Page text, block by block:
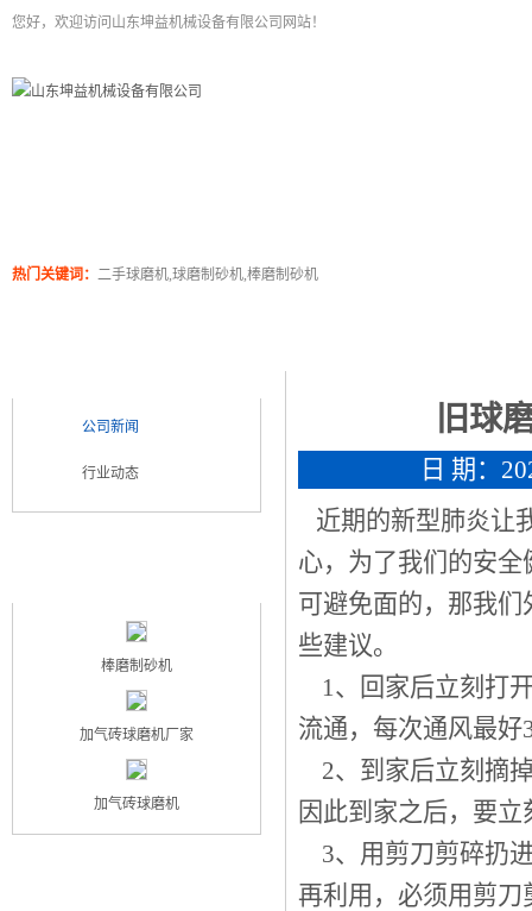
您好，欢迎访问山东坤益机械设备有限公司网站！
热门关键词： 二手球磨机,球磨制砂机,棒磨制砂机
旧球
日 期：
近期的新型肺炎让
心，为了我们的安
可避免面的，那我
些建议。
1、回家后立刻打
流通，每次通风最
2、到家后立刻摘
因此到家之后，要
3、用剪刀剪碎扔
再利用，必须用剪
公司新闻
行业动态
棒磨制砂机
加气砖球磨机厂家
加气砖球磨机